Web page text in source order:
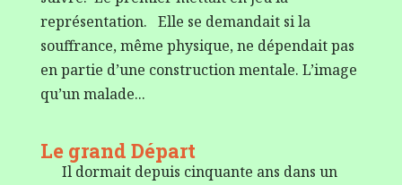
représentation. Elle se demandait si la
souffrance, même physique, ne dépendait pas
en partie d’une construction mentale. L’image
qu’un malade...
Le grand Départ
Il dormait depuis cinquante ans dans un